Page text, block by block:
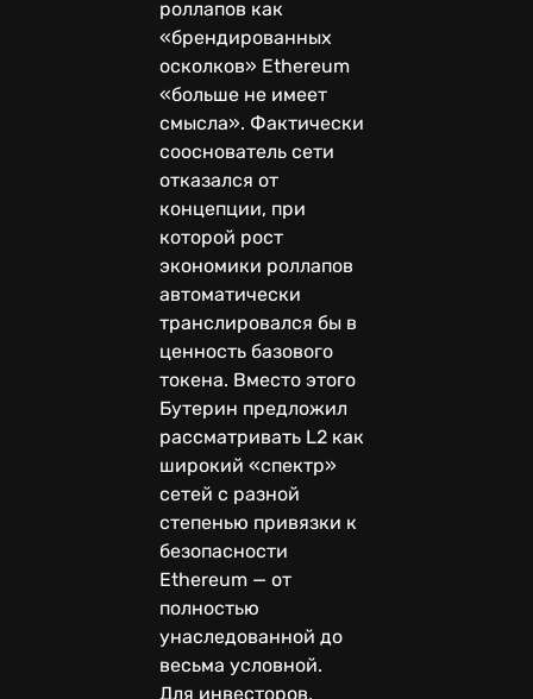
роллапов как
«брендированных
осколков» Ethereum
«больше не имеет
смысла». Фактически
сооснователь сети
отказался от
концепции, при
которой рост
экономики роллапов
автоматически
транслировался бы в
ценность базового
токена. Вместо этого
Бутерин предложил
рассматривать L2 как
широкий «спектр»
сетей с разной
степенью привязки к
безопасности
Ethereum — от
полностью
унаследованной до
весьма условной.
Для инвесторов,